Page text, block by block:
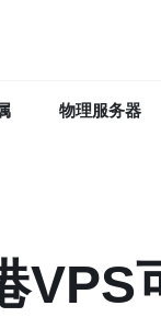
物理服务器
VPS